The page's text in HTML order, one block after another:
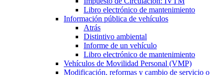
Libro electrónico de mantenimiento
Información pública de vehículos
Atrás
Distintivo ambiental
Informe de un vehículo
Libro electrónico de mantenimiento
Vehículos de Movilidad Personal (VMP)
Modificación, reformas y cambio de servicio o